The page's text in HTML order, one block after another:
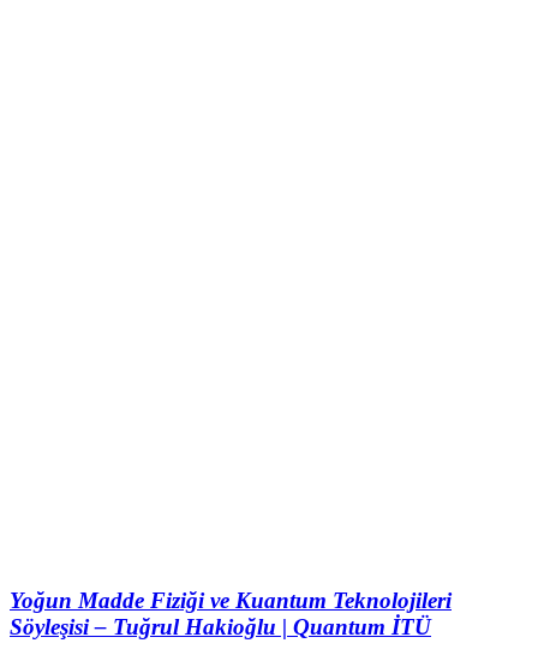
Yoğun Madde Fiziği ve Kuantum Teknolojileri
Söyleşisi – Tuğrul Hakioğlu | Quantum İTÜ